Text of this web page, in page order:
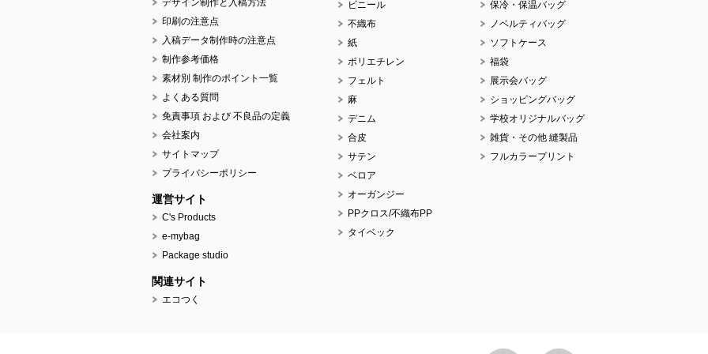
デザイン制作と入稿方法
印刷の注意点
入稿データ制作時の注意点
制作参考価格
素材別 制作のポイント一覧
よくある質問
免責事項 および 不良品の定義
会社案内
サイトマップ
プライバシーポリシー
運営サイト
C's Products
e-mybag
Package studio
関連サイト
エコつく
ビニール
不織布
紙
ポリエチレン
フェルト
麻
デニム
合皮
サテン
ベロア
オーガンジー
PPクロス/不織布PP
タイベック
保冷・保温バッグ
ノベルティバッグ
ソフトケース
福袋
展示会バッグ
ショッピングバッグ
学校オリジナルバッグ
雑貨・その他 縫製品
フルカラープリント